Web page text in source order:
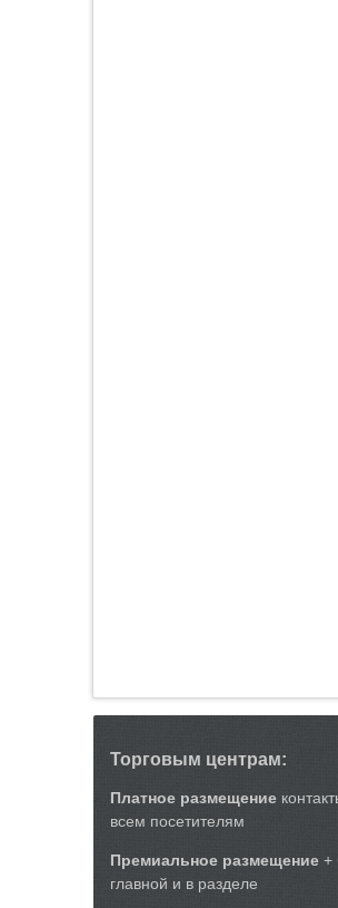
Торговым центрам:
Платное размещение
всем посетителям
Премиальное размещение +
главной и в разделе